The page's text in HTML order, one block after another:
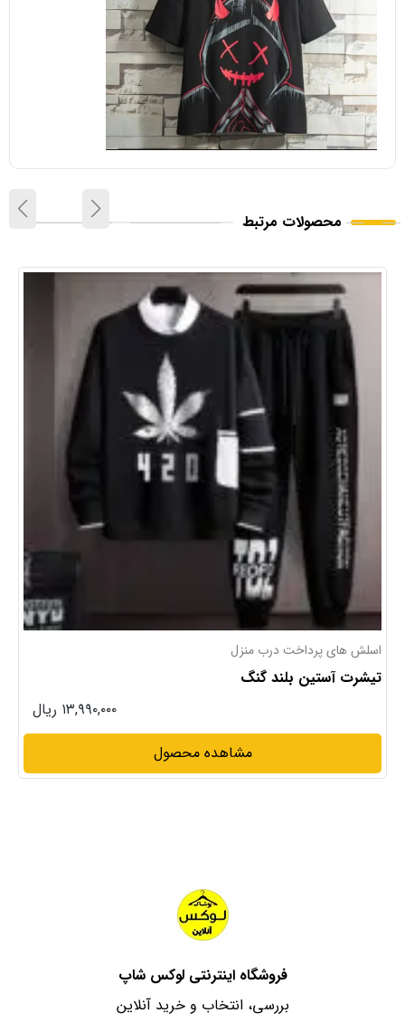
محصولات مرتبط
تیشرت آستین بلند
تیشرت آستین بلند بهاره
۱۳,۹۹۰,۰۰۰ ریال
مشاهده محصول
فروشگاه اینترنتی لوکس شاپ
بررسی، انتخاب و خرید آنلاین